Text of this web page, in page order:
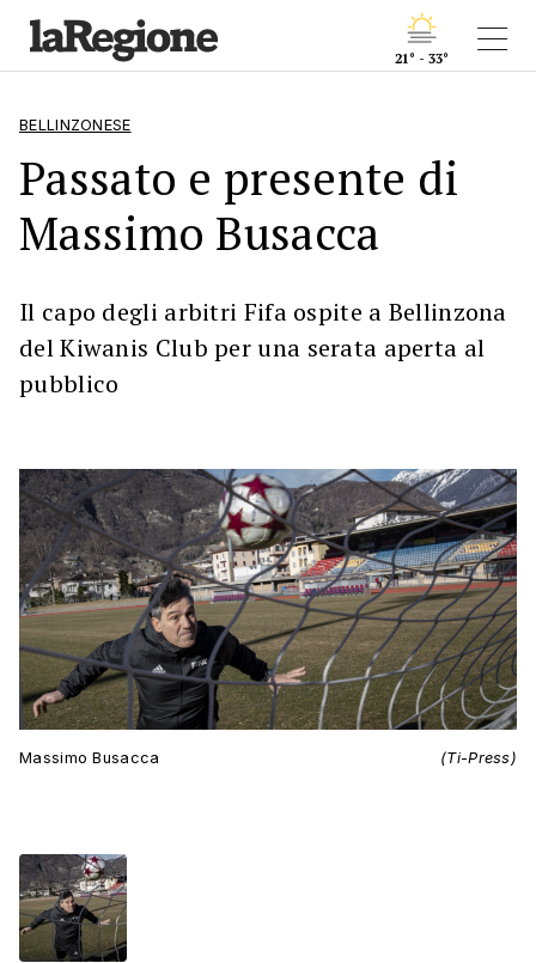
21° - 33°
BELLINZONESE
Passato e presente di
Massimo Busacca
Il capo degli arbitri Fifa ospite a Bellinzona
del Kiwanis Club per una serata aperta al
pubblico
Massimo Busacca (Ti-Press)